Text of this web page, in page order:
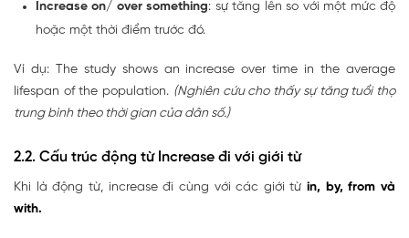
Increase on/ over something: sự tăng lên so với một mức độ
hoặc một thời điểm trước đó.
Ví dụ: The study shows an increase over time in the average
lifespan of the population. (Nghiên cứu cho thấy sự tăng tuổi thọ
trung bình theo thời gian của dân số.)
2.2. Cấu trúc động từ Increase đi với giới từ
Khi là động từ, increase đi cùng với các giới từin, by, from và
with.